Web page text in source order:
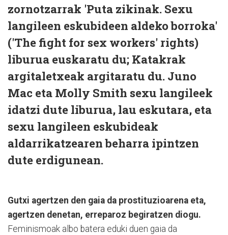
zornotzarrak 'Puta zikinak. Sexu
langileen eskubideen aldeko borroka'
('The fight for sex workers' rights)
liburua euskaratu du; Katakrak
argitaletxeak argitaratu du. Juno
Mac eta Molly Smith sexu langileek
idatzi dute liburua, lau eskutara, eta
sexu langileen eskubideak
aldarrikatzearen beharra ipintzen
dute erdigunean.
Gutxi agertzen den gaia da prostituzioarena eta,
agertzen denetan, erreparoz begiratzen diogu.
Feminismoak albo batera eduki duen gaia da